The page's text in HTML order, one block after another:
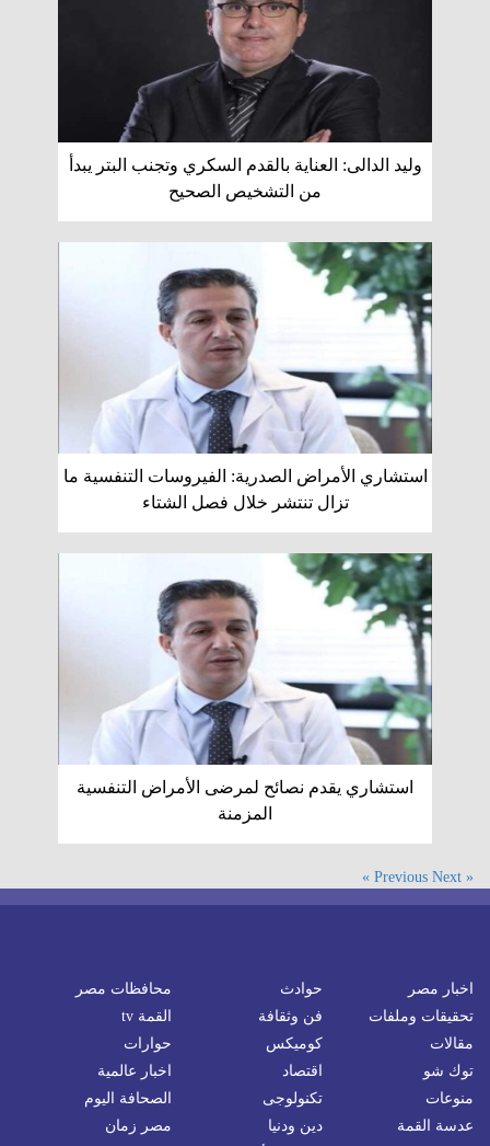
وليد الدالى: العناية بالقدم السكري وتجنب البتر يبدأ
من التشخيص الصحيح
استشاري الأمراض الصدرية: الفيروسات التنفسية ما
تزال تنتشر خلال فصل الشتاء
استشاري يقدم نصائح لمرضى الأمراض التنفسية
المزمنة
« Previous
Next »
اخبار مصر حوادث
محافظات مصر
تحقيقات وملفات
فن وثقافة
القمة tv
مقالات
كوميكس
حوارات
توك شو
اقتصاد
اخبار عالمية
منوعات
تكنولوجى
الصحافة اليوم
عدسة القمة
دين ودنيا
مصر زمان